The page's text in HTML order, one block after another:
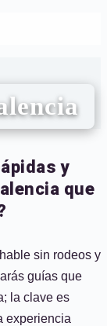
y
que
sin rodeos y
guías que
la clave es
experiencia